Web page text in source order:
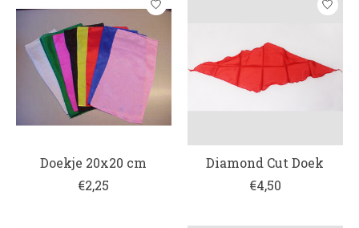
Doekje 20x20 cm
€2,25
Diamond Cut Doek
€4,50